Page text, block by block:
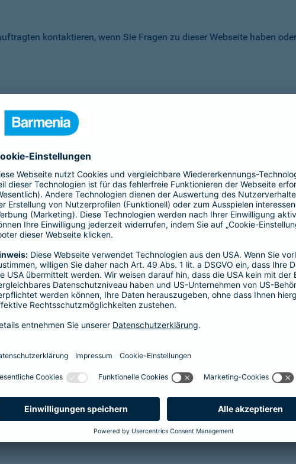
kontaktieren, wenn Sie Fragen zu dieser Webseite haben
Krankenversicherung AG und der Barmenia Allgemeine
kontaktieren.
der Webseite
in sozialen Medien